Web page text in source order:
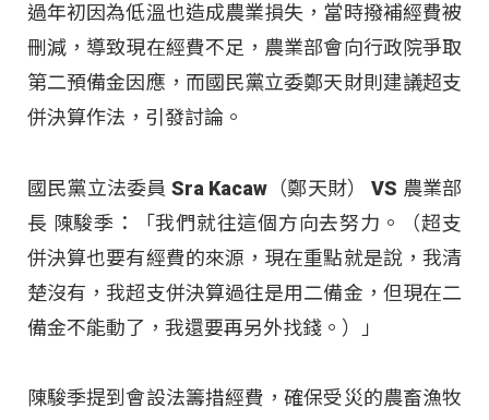
過年初因為低溫也造成農業損失，當時撥補經費被
刪減，導致現在經費不足，農業部會向行政院爭取
第二預備金因應，而國民黨立委鄭天財則建議超支
併決算作法，引發討論。
國民黨立法委員 Sra Kacaw（鄭天財） VS 農業部
長 陳駿季：「我們就往這個方向去努力。（超支
併決算也要有經費的來源，現在重點就是說，我清
楚沒有，我超支併決算過往是用二備金，但現在二
備金不能動了，我還要再另外找錢。）」
陳駿季提到會設法籌措經費，確保受災的農畜漁牧